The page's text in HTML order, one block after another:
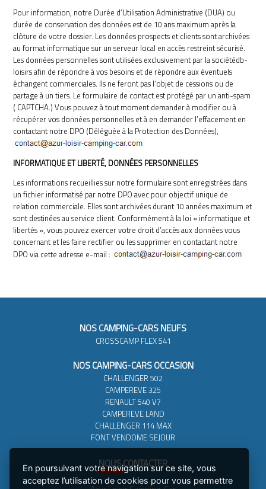
Pour information, notre Durée d’Utilisation Administrative (DUA) ou
durée de conservation des données est de 10 ans maximum après la
clôture de votre dossier. Les données prospects et clients sont archivées
au format informatique sur un serveur local en accès restreint sécurisé.
Les données personnelles sont utilisées exclusivement par la sociétédb-
loisirs afin de répondre à vos besoins et de répondre aux éventuels
échangent commerciales. Ils ne feront pas l’objet de cessions ou de
partage à un tiers. Le formulaire de contact est protégé par un anti-spam
( CAPTCHA.) Vous pouvez à tout moment demander à modifier ou à
récupérer vos données personnelles et à en demander l’effacement en
contactant notre DPO (Déléguée à la Protection des Données),
INFORMATIQUE ET LIBERTÉ, DONNÉES PERSONNELLES
Les informations recueillies sur notre formulaire sont enregistrées dans
un fichier informatisé par notre DPO avec pour objectif unique de
relation commerciale. Elles sont archivées durant 10 années maximum et
sont destinées au service client. Conformément à la loi « informatique et
libertés », vous pouvez exercer votre droit d’accès aux données vous
concernant et les faire rectifier ou les supprimer en contactant notre
DPO via cette adresse e-mail :
NOS CAMPING-CARS NEUFS
CROSSCAMP FLEX 541
NOS CAMPING-CARS OCCASION
CHALLENGER 502
CAMPEREVE 325
RENAULT 540 V7
CAMPEREVE LAND
CHALLENGER 114 MAX
FONT VENDOME SEJOUR
NOUSCONTACTER
En poursuivant votre navigation sur ce site, vous
acceptez l’utilisation de cookies pour vous permettre